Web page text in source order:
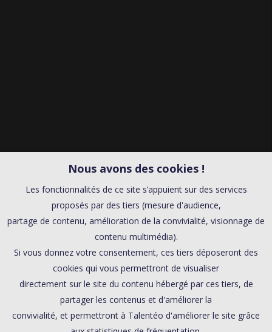
Nous avons des cookies !
Les fonctionnalités de ce site s’appuient sur des services
proposés par des tiers (mesure d'audience,
partage de contenu, amélioration de la convivialité, visionnage de
contenu multimédia).
Si vous donnez votre consentement, ces tiers déposeront des
cookies qui vous permettront de visualiser
directement sur le site du contenu hébergé par ces tiers, de
partager les contenus et d'améliorer la
convivialité, et permettront à Talentéo d'améliorer le site grâce